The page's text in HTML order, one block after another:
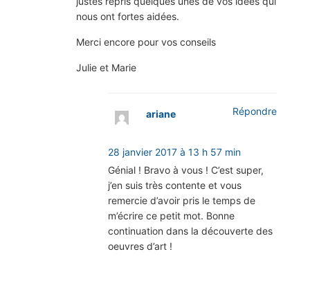
nous ont fortes aidées.
Merci encore pour vos conseils
Julie et Marie
ariane
28 janvier 2017 à 13 h 57 min
Génial ! Bravo à vous ! C’est super,
j’en suis très contente et vous
remercie d’avoir pris le temps de
m’écrire ce petit mot. Bonne
continuation dans la découverte des
oeuvres d’art !
Répondre